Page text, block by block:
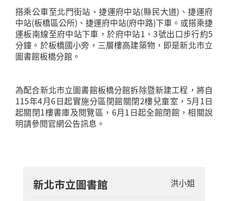
搭乘公車至北門街站、捷運府中站(縣民大道)、捷運府
中站(板橋區公所)、捷運府中站(府中路)下車。或搭乘捷
運板南線至府中站下車，於府中站1、3號出口步行約5
分鐘。於板橋國小旁，三層樓高建築物，即是新北市立
圖書館板橋分館。
為配合新北市立圖書館板橋分館拆除暨新建工程，將自
115年4月6日起實施分區閉館關閉2樓兒童室，5月1日
起關閉1樓書庫及閱覽區，6月1日起全館閉館，相關說
新北市立圖書館 洪小姐